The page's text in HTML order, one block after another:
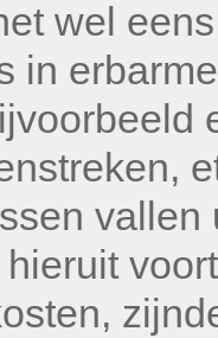
wel
in